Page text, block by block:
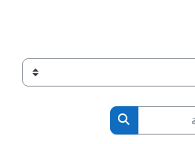
البحث في المقررات